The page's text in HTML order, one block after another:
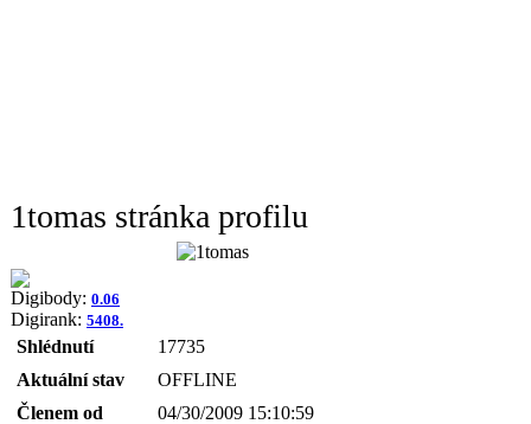
1tomas stránka profilu
Digibody: 0.06
Digirank: 5408.
Shlédnutí
17735
Aktuální stav
OFFLINE
Členem od
04/30/2009 15:10:59